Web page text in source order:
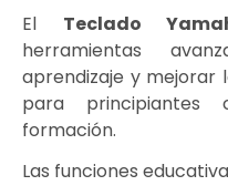
El Teclado
herramientas
aprendizaje y mejorar
para principiantes
formación.
Las funciones